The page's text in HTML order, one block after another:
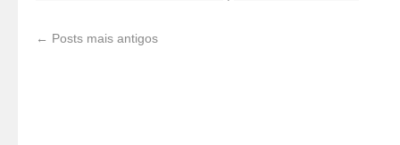
← Posts mais antigos